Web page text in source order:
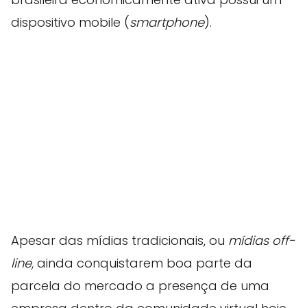
dispositivo mobile (smartphone).
Apesar das mídias tradicionais, ou mídias off-
line, ainda conquistarem boa parte da
parcela do mercado a presença de uma